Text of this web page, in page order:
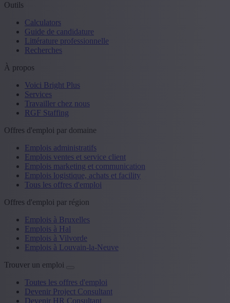
Outils
Calculators
Guide de candidature
Littérature professionnelle
Recherches
À propos
Voici Bright Plus
Services
Travailler chez nous
RGF Staffing
Offres d'emploi par domaine
Emplois administratifs
Emplois ventes et service client
Emplois marketing et communication
Emplois logistique, achats et facility
Tous les offres d'emploi
Offres d'emploi par région
Emplois à Bruxelles
Emplois à Hal
Emplois à Vilvorde
Emplois à Louvain-la-Neuve
Trouver un emploi
Toutes les offres d'emploi
Devenir Project Consultant
Devenir HR Consultant